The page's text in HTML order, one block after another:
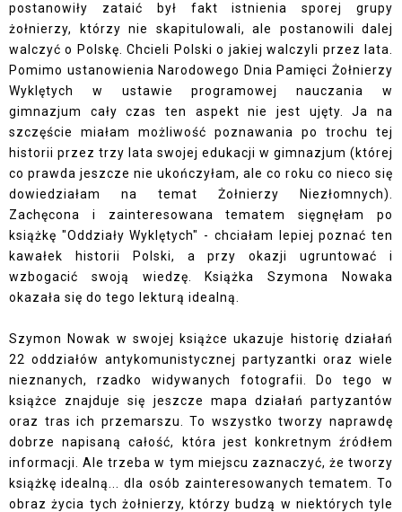
postanowiły zataić był fakt istnienia sporej grupy
żołnierzy, którzy nie skapitulowali, ale postanowili dalej
walczyć o Polskę. Chcieli Polski o jakiej walczyli przez lata.
Pomimo ustanowienia Narodowego Dnia Pamięci Żołnierzy
Wyklętych w ustawie programowej nauczania w
gimnazjum cały czas ten aspekt nie jest ujęty. Ja na
szczęście miałam możliwość poznawania po trochu tej
historii przez trzy lata swojej edukacji w gimnazjum (której
co prawda jeszcze nie ukończyłam, ale co roku co nieco się
dowiedziałam na temat Żołnierzy Niezłomnych).
Zachęcona i zainteresowana tematem sięgnęłam po
książkę "Oddziały Wyklętych" - chciałam lepiej poznać ten
kawałek historii Polski, a przy okazji ugruntować i
wzbogacić swoją wiedzę. Książka Szymona Nowaka
okazała się do tego lekturą idealną.
Szymon Nowak w swojej książce ukazuje historię działań
22 oddziałów antykomunistycznej partyzantki oraz wiele
nieznanych, rzadko widywanych fotografii. Do tego w
książce znajduje się jeszcze mapa działań partyzantów
oraz tras ich przemarszu. To wszystko tworzy naprawdę
dobrze napisaną całość, która jest konkretnym źródłem
informacji. Ale trzeba w tym miejscu zaznaczyć, że tworzy
książkę idealną... dla osób zainteresowanych tematem. To
obraz życia tych żołnierzy, którzy budzą w niektórych tyle